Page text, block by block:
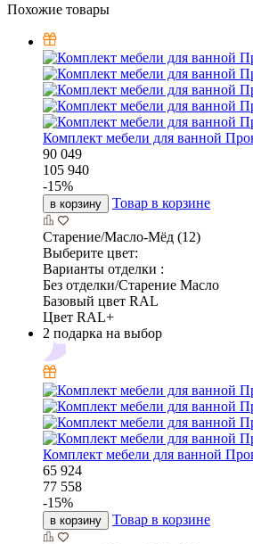
Похожие товары
Комплект мебели для ванной
90 049
105 940
-15%
в корзину Товар в корзине
Старение/Масло-Мёд (12)
Выберите цвет:
Варианты отделки :
Без отделки/Старение Масло
Базовый цвет RAL
Цвет RAL+
2 подарка на выбор
Комплект мебели для ванной
65 924
77 558
-15%
в корзину Товар в корзине